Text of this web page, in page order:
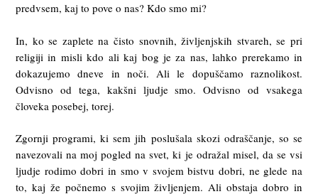
predvsem, kaj to pove o nas? Kdo smo mi?
In, ko se zaplete na čisto snovnih, življenjskih stvareh, se pri
religiji in misli kdo ali kaj bog je za nas, lahko prerekamo in
dokazujemo dneve in noči. Ali le dopuščamo raznolikost.
Odvisno od tega, kakšni ljudje smo. Odvisno od vsakega
človeka posebej, torej.
Zgornji programi, ki sem jih poslušala skozi odraščanje, so se
navezovali na moj pogled na svet, ki je odražal misel, da se vsi
ljudje rodimo dobri in smo v svojem bistvu dobri, ne glede na
to, kaj že počnemo s svojim življenjem. Ali obstaja dobro in